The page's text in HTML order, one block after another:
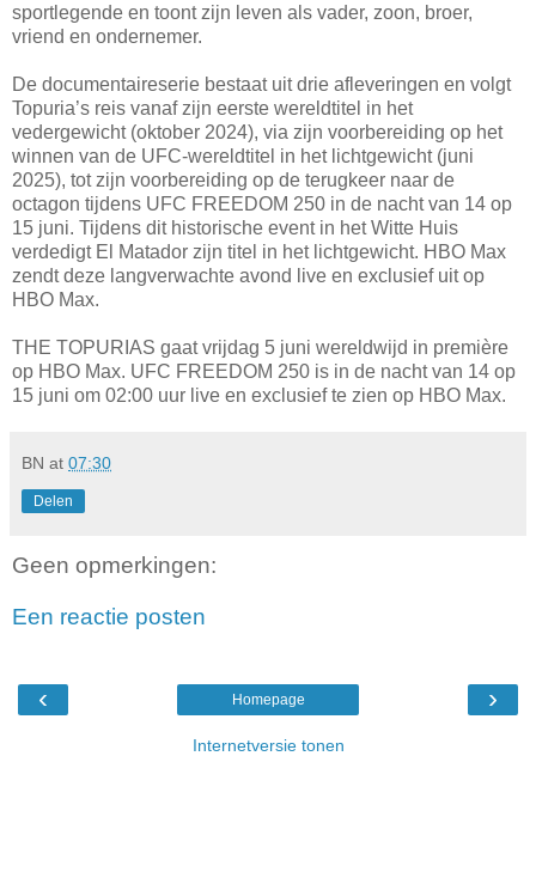
sportlegende en toont zijn leven als vader, zoon, broer,
vriend en ondernemer.
De documentaireserie bestaat uit drie afleveringen en volgt
Topuria’s reis vanaf zijn eerste wereldtitel in het
vedergewicht (oktober 2024), via zijn voorbereiding op het
winnen van de UFC‑wereldtitel in het lichtgewicht (juni
2025), tot zijn voorbereiding op de terugkeer naar de
octagon tijdens UFC FREEDOM 250 in de nacht van 14 op
15 juni. Tijdens dit historische event in het Witte Huis
verdedigt El Matador zijn titel in het lichtgewicht. HBO Max
zendt deze langverwachte avond live en exclusief uit op
HBO Max.
THE TOPURIAS gaat vrijdag 5 juni wereldwijd in première
op HBO Max. UFC FREEDOM 250 is in de nacht van 14 op
15 juni om 02:00 uur live en exclusief te zien op HBO Max.
BN at 07:30
Delen
Geen opmerkingen:
Een reactie posten
‹ ›
Homepage
Internetversie tonen